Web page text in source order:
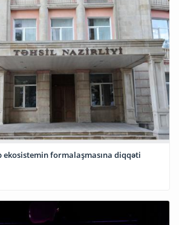
formalaşmasına diqqəti